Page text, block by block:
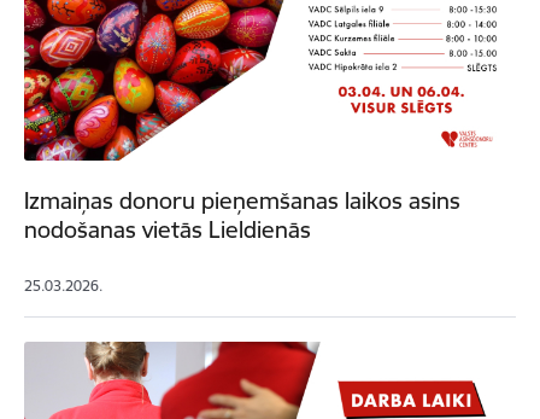
Izmaiņas donoru pieņemšanas laikos asins
nodošanas vietās Lieldienās
25.03.2026.